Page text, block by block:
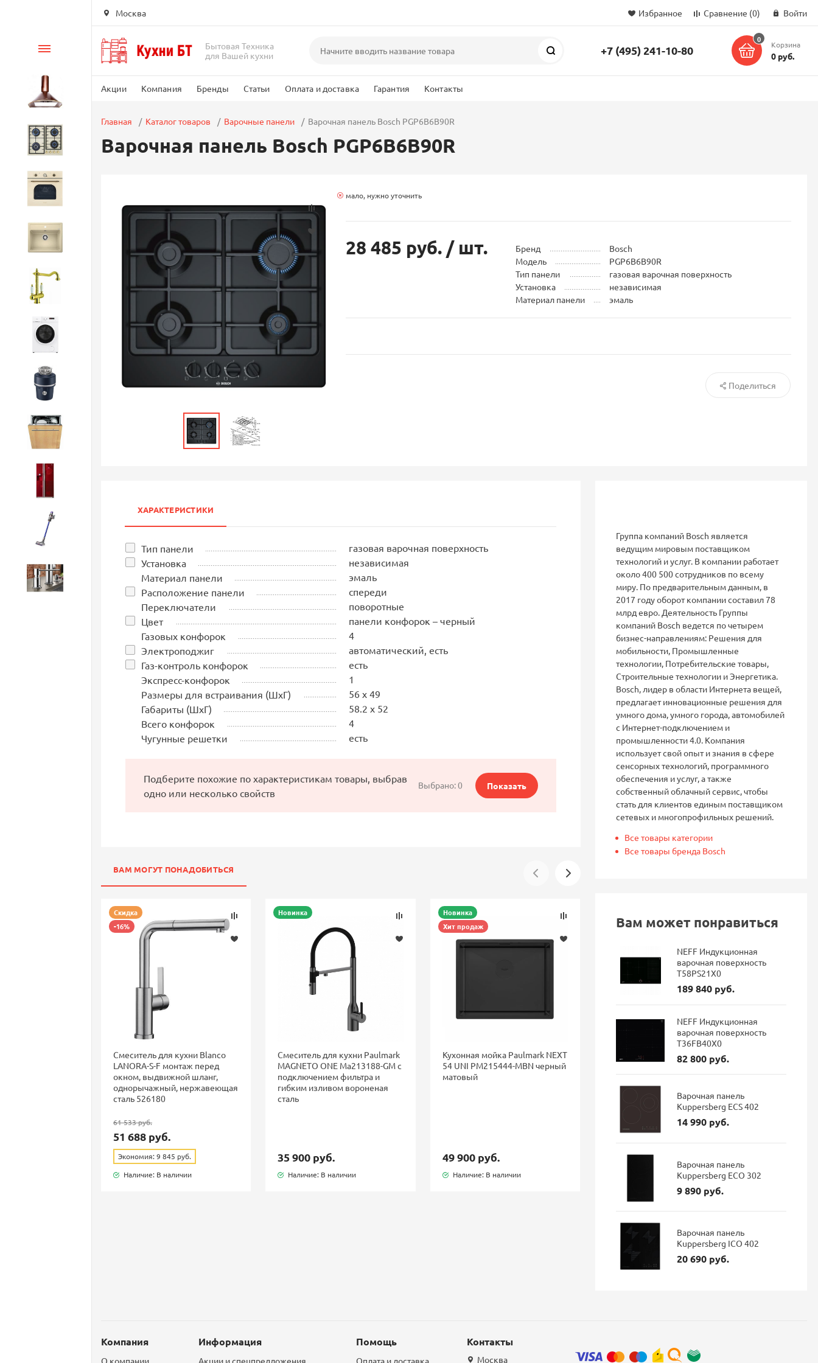
Москва Избранное Сравнение (0) Войти
Бытовая Техника
для Вашей кухни
Поиск +7 (495) 241-10-80
0
Корзина
0 руб.
Акции Компания Бренды Статьи Оплата и доставка Гарантия Контакты
Каталог
Вытяжки
Варочные панели
Стиральные машины
Измельчители
Бытовая техника
Главная Каталог товаров Варочные панели Варочная панель Bosch PGP6B6B90R
Варочная панель Bosch PGP6B6B90R
мало, нужно уточнить
28 485 руб. / шт. Бренд
Bosch
Модель
PGP6B6B90R
Тип панели
газовая варочная поверхность
Установка
независимая
Материал панели
эмаль
Поделиться
ХАРАКТЕРИСТИКИ
Тип панели
газовая варочная поверхность
Установка
независимая
Материал панели
эмаль
Расположение панели
спереди
Переключатели
поворотные
Цвет
панели конфорок – черный
Газовых конфорок
4
Электроподжиг
автоматический, есть
Газ-контроль конфорок
есть
Экспресс-конфорок
1
Размеры для встраивания (ШхГ)
56 x 49
Габариты (ШхГ)
58.2 x 52
Всего конфорок
4
Чугунные решетки
есть
Подберите похожие по характеристикам товары, выбрав
одно или несколько свойств
Выбрано:0 Показать
ВАМ МОГУТ ПОНАДОБИТЬСЯ
Скидка
-16%
Смеситель для кухни Blanco
LANORA-S-F монтаж перед
окном, выдвижной шланг,
однорычажный, нержавеющая
сталь 526180
61 533 руб.
51 688 руб.
Экономия: 9 845 руб.
Наличие: В наличии
Новинка
Смеситель для кухни Paulmark
MAGNETO ONE Ma213188-GM с
подключением фильтра и
гибким изливом вороненая
сталь
35 900 руб.
Наличие: В наличии
Новинка
Хит продаж
Кухонная мойка Paulmark NEXT
54 UNI PM215444-MBN черный
матовый
49 900 руб.
Наличие: В наличии
-16%
Смеситель для кухни Blanco
LANORA-F монтаж перед
окном, однорычажный,
нержавеющая сталь 526179
38 711 руб.
Экономия: 7 373 руб.
Наличие: В наличии
-16%
фильтра
Группа компаний Bosch является
ведущим мировым поставщиком
технологий и услуг. В компании работает
около 400 500 сотрудников по всему
миру. По предварительным данным, в
2017 году оборот компании составил 78
млрд евро. Деятельность Группы
компаний Bosch ведется по четырем
бизнес-направлениям: Решения для
мобильности, Промышленные
технологии, Потребительские товары,
Строительные технологии и Энергетика.
Bosch, лидер в области Интернета вещей,
предлагает инновационные решения для
умного дома, умного города, автомобилей
с Интернет-подключением и
промышленности 4.0. Компания
использует свой опыт и знания в сфере
сенсорных технологий, программного
обеспечения и услуг, а также
собственный облачный сервис, чтобы
стать для клиентов единым поставщиком
сетевых и многопрофильных решений.
Все товары категории
Все товары бренда Bosch
Вам может понравиться
NEFF Индукционная
варочная поверхность
T58PS21X0
189 840 руб.
NEFF Индукционная
варочная поверхность
T36FB40X0
82 800 руб.
Варочная панель
Kuppersberg ECS 402
14 990 руб.
Варочная панель
Kuppersberg ECO 302
9 890 руб.
Варочная панель
Kuppersberg ICO 402
20 690 руб.
Компания
О компании
Информация
Акции и спецпредложения
Помощь
Оплата и доставка
Контакты
Москва